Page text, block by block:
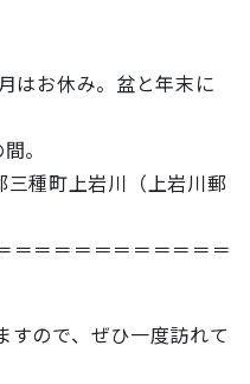
はお休み。盆と年末に
。
種町上岩川（上岩川郵
＝＝＝＝＝＝＝＝＝＝＝
すので、ぜひ一度訪れて